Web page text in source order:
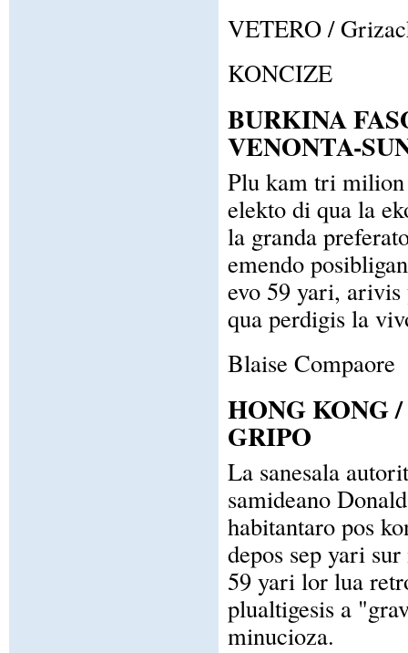
VETERO /
KONCIZE
BURKINA
VENONTA-
Plu kam tri milion
elekto di qua la
la granda
emendo
evo 59 yari, arivis
qua perdigis la
Blaise Compaore
HONG KONG
GRIPO
La sanesala
samideano
habitantaro pos
depos sep yari
59 yari lor lua
plualtigesis a
minucioza.